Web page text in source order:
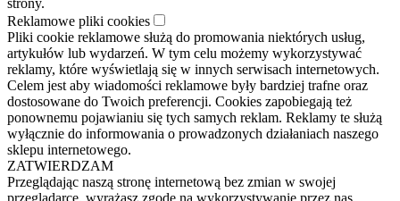
Reklamowe pliki cookies
Pliki cookie reklamowe służą do promowania niektórych usług,
artykułów lub wydarzeń. W tym celu możemy wykorzystywać
reklamy, które wyświetlają się w innych serwisach internetowych.
Celem jest aby wiadomości reklamowe były bardziej trafne oraz
dostosowane do Twoich preferencji. Cookies zapobiegają też
ponownemu pojawianiu się tych samych reklam. Reklamy te służą
wyłącznie do informowania o prowadzonych działaniach naszego
sklepu internetowego.
ZATWIERDZAM
Przeglądając naszą stronę internetową bez zmian w swojej
przeglądarce, wyrażasz zgodę na wykorzystywanie przez nas